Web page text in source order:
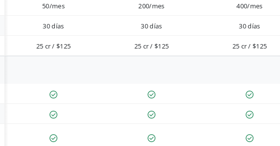
50/mes 200/mes 400/mes
30 días 30 días 30 días
25 cr / $125 25 cr / $125 25 cr / $125